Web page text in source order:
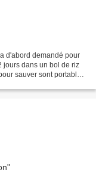
d'abord demandé pour
jours dans un bol de riz
sauver sont portable